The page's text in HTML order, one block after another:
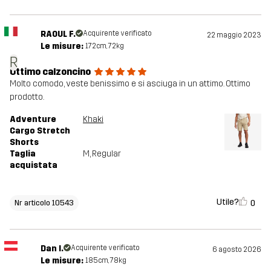
R
RAOUL F. Acquirente verificato 22 maggio 2023
Le misure: 172cm, 72kg
Ottimo calzoncino
Molto comodo, veste benissimo e si asciuga in un attimo. Ottimo
prodotto.
Adventure
Cargo Stretch
Shorts
Khaki
Taglia
acquistata
M, Regular
Nr articolo 10543 Utile? 0
Dan I. Acquirente verificato 6 agosto 2026
Le misure: 185cm, 78kg